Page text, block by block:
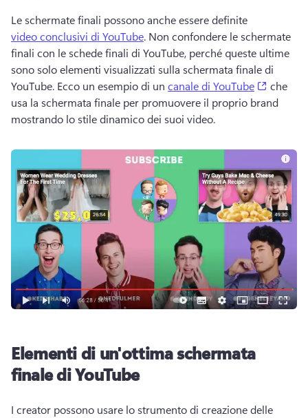
Le schermate finali possono anche essere definite
video conclusivi di YouTube. Non confondere le schermate
finali con le schede finali di YouTube, perché queste ultime
sono solo elementi visualizzati sulla schermata finale di
YouTube. Ecco un esempio di un canale di YouTube (opens
che
usa la schermata finale per promuovere il proprio brand
mostrando lo stile dinamico dei suoi video.
Elementi di un'ottima schermata
finale di YouTube
I creator possono usare lo strumento di creazione delle